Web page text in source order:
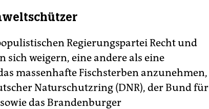
Regierungspartei Recht und
sich weigern, eine andere als eine
massenhafte Fischsterben anzunehmen,
Naturschutzring (DNR), der Bund für
das Brandenburger